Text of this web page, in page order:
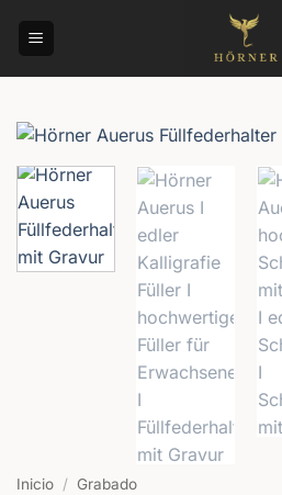
Inicio / Grabado